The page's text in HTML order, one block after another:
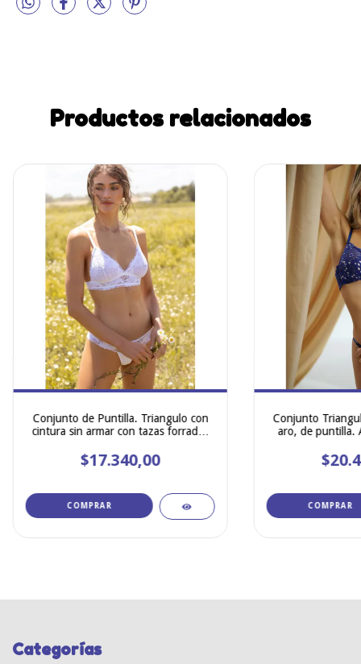
Productos relacionados
Conjunto de Puntilla. Triangulo con
cintura sin armar con tazas forradas
$17.340,00
COMPRAR
Conjunto
aro, de puntilla.
COMPRAR
Categorías